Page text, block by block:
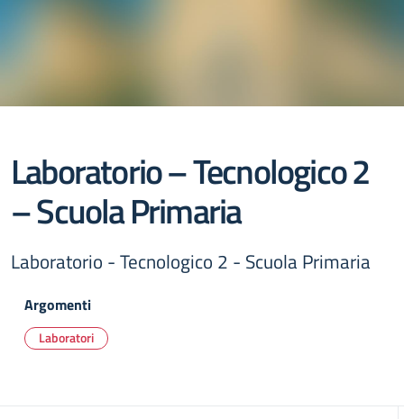
Laboratorio – Tecnologico 2
– Scuola Primaria
Laboratorio - Tecnologico 2 - Scuola Primaria
Argomenti
Laboratori